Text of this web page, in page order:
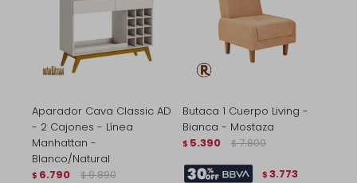
Aparador Cava Classic AD
- 2 Cajones - Línea
Manhattan -
Blanco/Natural
$ 6.790 $ 9.890
Butaca 1 Cuerpo Living -
Bianca - Mostaza
$ 5.390 $ 7.800
$ 3.773